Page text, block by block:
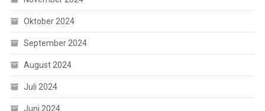
Oktober 2024
September 2024
August 2024
Juli 2024
Juni 2024